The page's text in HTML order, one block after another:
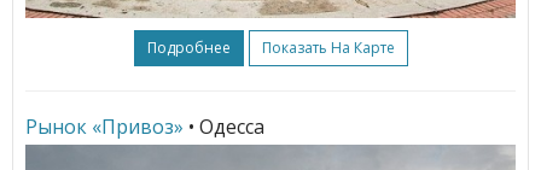
Подробнее Показать На Карте
Рынок «Привоз» • Одесса